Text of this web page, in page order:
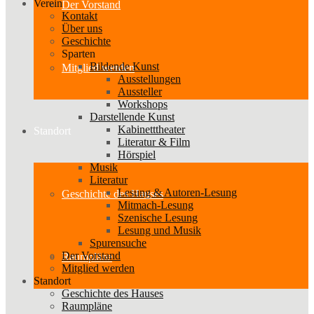
Der Vorstand
Mitglied werden
Standort
Geschichte des Hauses
Raumpläne
Verein
Kontakt
Über uns
Geschichte
Sparten
Bildende Kunst
Ausstellungen
Aussteller
Workshops
Darstellende Kunst
Kabinetttheater
Literatur & Film
Hörspiel
Musik
Literatur
Lesung & Autoren-Lesung
Mitmach-Lesung
Szenische Lesung
Lesung und Musik
Spurensuche
Der Vorstand
Mitglied werden
Standort
Geschichte des Hauses
Raumpläne